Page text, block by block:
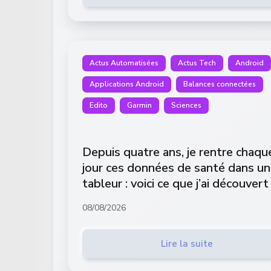
Actus Automatisées Actus Tech Android
Applications Android Balances connectées
Edito Garmin Sciences
Depuis quatre ans, je rentre
jour ces données de santé dans un
tableur : voici ce que j’ai découvert
08/08/2026
Lire la suite